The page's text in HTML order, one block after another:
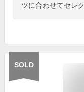
ツに合わせてセレ
SOLD